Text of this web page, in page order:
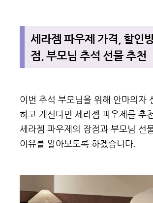
세라젬 파우제 가격, 할인
점, 부모님 추석 선물 추천
이번 추석 부모님을 위해 안마의자
하고 계신다면 세라젬 파우제를 추
세라젬 파우제의 장점과 부모님 선
이유를 알아보도록 하겠습니다.